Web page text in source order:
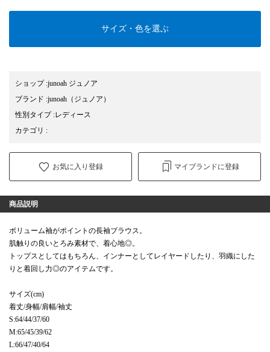
サイズ・色を選ぶ
ショップ:junoah ジュノア
ブランド :junoah （ジュノア）
性別タイプ:レディース
カテゴリ :
お気に入り登録 マイブランドに登録
商品説明
ボリューム袖がポイントの長袖ブラウス。
肌触りの良いとろみ素材で、着心地◎。
トップスとしてはもちろん、インナーとしてレイヤードしたり、羽織にした
りと着回し力◎のアイテムです。
サイズ(cm)
着丈/身幅/肩幅/袖丈
S:64/44/37/60
M:65/45/39/62
L:66/47/40/64